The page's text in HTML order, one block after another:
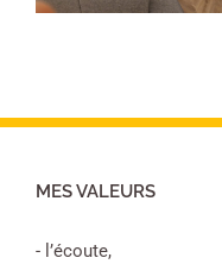
MES VALEURS
- l’écoute,